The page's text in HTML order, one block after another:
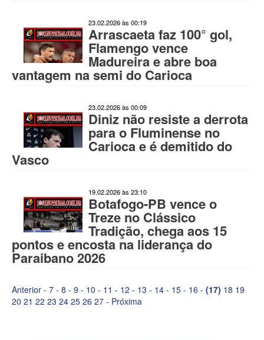
23.02.2026 às 00:19
Arrascaeta faz 100° gol,
Flamengo vence
Madureira e abre boa
vantagem na semi do Carioca
23.02.2026 às 00:09
Diniz não resiste a derrota
para o Fluminense no
Carioca e é demitido do
Vasco
19.02.2026 às 23:10
Botafogo-PB vence o
Treze no Clássico
Tradição, chega aos 15
pontos e encosta na liderança do
Paraibano 2026
Anterior - 7 - 8 - 9 - 10 - 11 - 12 - 13 - 14 - 15 - 16 - (17) 18 19
20 21 22 23 24 25 26 27 - Próxima